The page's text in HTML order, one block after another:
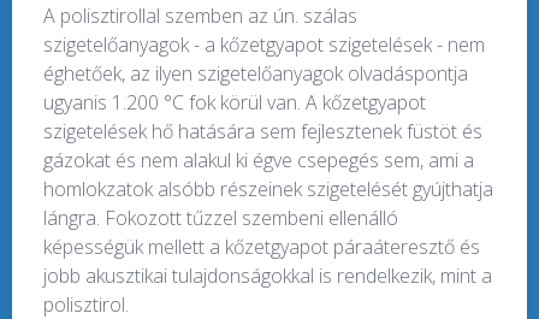
A polisztirollal szemben az ún. szálas
szigetelőanyagok - a kőzetgyapot szigetelések - nem
éghetőek, az ilyen szigetelőanyagok olvadáspontja
ugyanis 1.200 °C fok körül van. A kőzetgyapot
szigetelések hő hatására sem fejlesztenek füstöt és
gázokat és nem alakul ki égve csepegés sem, ami a
homlokzatok alsóbb részeinek szigetelését gyújthatja
lángra. Fokozott tűzzel szembeni ellenálló
képességük mellett a kőzetgyapot páraáteresztő és
jobb akusztikai tulajdonságokkal is rendelkezik, mint a
polisztirol.